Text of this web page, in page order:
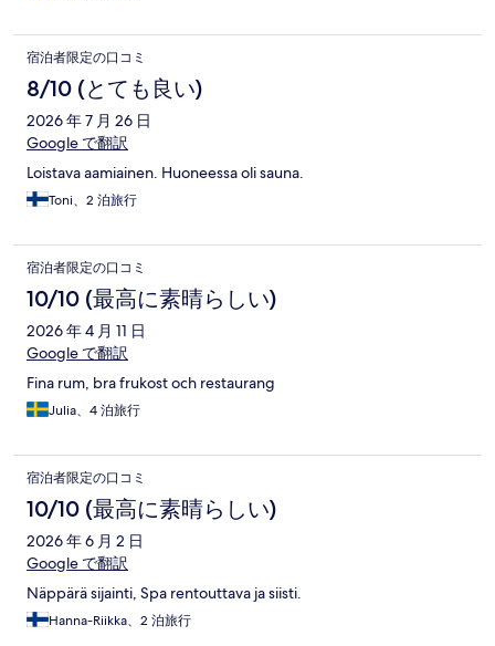
宿泊者限定の口コミ
8/10 (とても良い)
2026 年 7 月 26 日
Google で翻訳
Loistava aamiainen. Huoneessa oli sauna.
Toni、2 泊旅行
宿泊者限定の口コミ
10/10 (最高に素晴らしい)
2026 年 4 月 11 日
Google で翻訳
Fina rum, bra frukost och restaurang
Julia、4 泊旅行
宿泊者限定の口コミ
10/10 (最高に素晴らしい)
2026 年 6 月 2 日
Google で翻訳
Näppärä sijainti, Spa rentouttava ja siisti.
Hanna-Riikka、2 泊旅行